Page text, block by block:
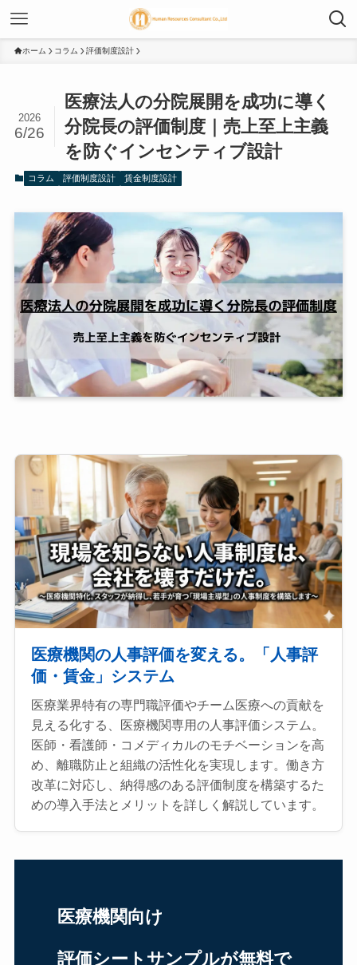
ホーム コラム 評価制度設計
医療法人の分院展開を成功に導く
分院長の評価制度｜売上至上主義
を防ぐインセンティブ設計
2026
6/26
コラム 評価制度設計 賃金制度設計
医療機関の人事評価を変える。「人事評
価・賃金」システム
医療業界特有の専門職評価やチーム医療への貢献を
見える化する、医療機関専用の人事評価システム。
医師・看護師・コメディカルのモチベーションを高
め、離職防止と組織の活性化を実現します。働き方
改革に対応し、納得感のある評価制度を構築するた
めの導入手法とメリットを詳しく解説しています。
医療機関向け
評価シートサンプルが無料で